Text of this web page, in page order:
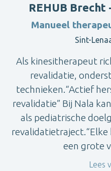
REHUB Brecht
Manueel
Sint-
Als kinesitherapeut
revalidatie,
technieken.“Actief
revalidatie” Bij Nala
als pediatrische
een grote
Lees